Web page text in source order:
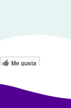
Me gusta